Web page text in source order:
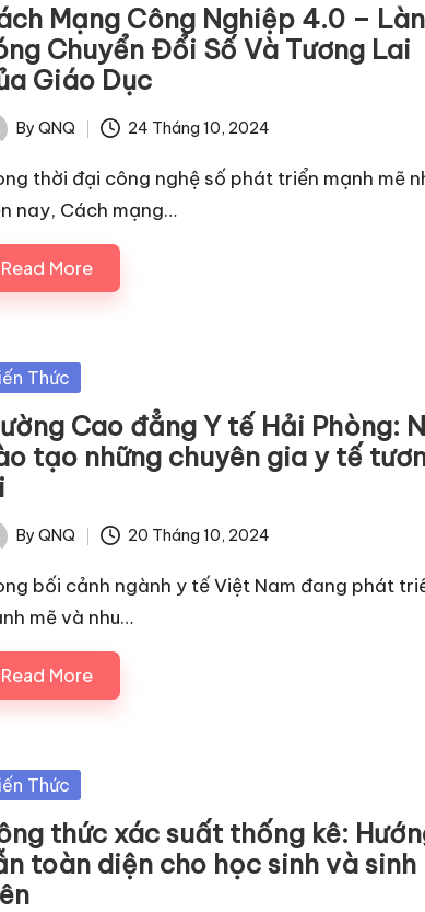
Mạng Công Nghiệp 4.0 – Làn
Chuyển Đổi Số Và Tương Lai
Giáo Dục
By QNQ 24 Tháng 10, 2024
thời đại công nghệ số phát triển mạnh mẽ
nay, Cách mạng…
Read More
Thức
Cao đẳng Y tế Hải Phòng:
tạo những chuyên gia y tế
By QNQ 20 Tháng 10, 2024
bối cảnh ngành y tế Việt Nam đang phát
mẽ và nhu…
Read More
Thức
thức xác suất thống kê:
toàn diện cho học sinh và sinh